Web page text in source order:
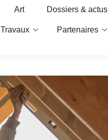
Art Dossiers & actus
Travaux Partenaires